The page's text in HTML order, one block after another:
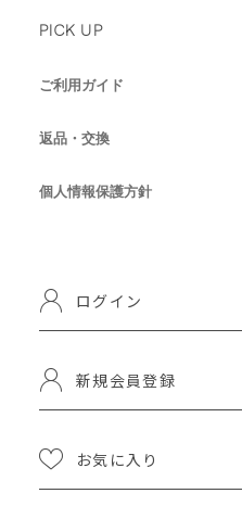
PICK UP
ご利用ガイド
返品・交換
個人情報保護方針
ログイン
新規会員登録
お気に入り